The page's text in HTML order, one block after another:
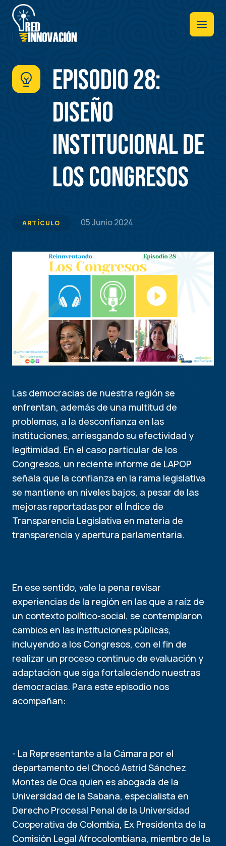
Pasar
contenido
principal
Episodio 28:
Diseño
Institucional de
los Congresos
ARTÍCULO 05 Junio 2024
Las democracias de nuestra región se
enfrentan, además de una multitud de
problemas, a la desconfianza en las
instituciones, arriesgando su efectividad y
legitimidad. En el caso particular de los
Congresos, un reciente informe de LAPOP
señala que la confianza en la rama legislativa
se mantiene en niveles bajos, a pesar de las
mejoras reportadas por el Índice de
Transparencia Legislativa en materia de
transparencia y apertura parlamentaria.
En ese sentido, vale la pena revisar
experiencias de la región en las que a raíz de
un contexto político-social, se contemplaron
cambios en las instituciones públicas,
incluyendo a los Congresos, con el fin de
realizar un proceso continuo de evaluación y
adaptación que siga fortaleciendo nuestras
democracias. Para este episodio nos
acompañan:
- La Representante a la Cámara por el
departamento del Chocó Astrid Sánchez
Montes de Oca quien es abogada de la
Universidad de la Sabana, especialista en
Derecho Procesal Penal de la Universidad
Cooperativa de Colombia, Ex Presidenta de la
Comisión Legal Afrocolombiana, miembro de la